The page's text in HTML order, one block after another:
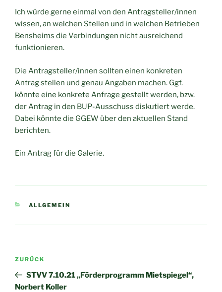
Ich würde gerne einmal von den Antragsteller/innen
wissen, an welchen Stellen und in welchen Betrieben
Bensheims die Verbindungen nicht ausreichend
funktionieren.
Die Antragsteller/innen sollten einen konkreten
Antrag stellen und genau Angaben machen. Ggf.
könnte eine konkrete Anfrage gestellt werden, bzw.
der Antrag in den BUP-Ausschuss diskutiert werde.
Dabei könnte die GGEW über den aktuellen Stand
berichten.
Ein Antrag für die Galerie.
KATEGORIEN
ALLGEMEIN
Beitragsnavigation
Vorheriger
Beitrag
ZURÜCK
STVV 7.10.21 „Förderprogramm Mietspiegel“,
Norbert Koller